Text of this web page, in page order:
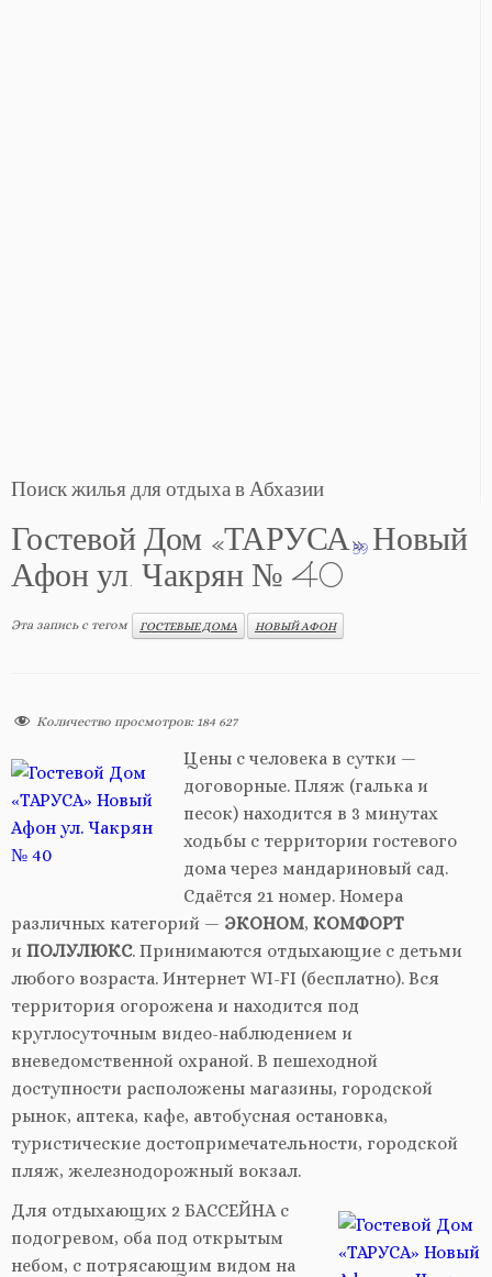
Поиск жилья для отдыха в Абхазии
Гостевой Дом «ТАРУСА» Новый
Афон ул. Чакрян № 40
59
Эта запись с тегом ГОСТЕВЫЕ ДОМА НОВЫЙ АФОН
Количество просмотров: 184 627
Цены с человека в сутки —
договорные. Пляж (галька и
песок) находится в 3 минутах
ходьбы с территории гостевого
дома через мандариновый сад.
Сдаётся 21 номер. Номера
различных категорий — ЭКОНОМ, КОМФОРТ
и ПОЛУЛЮКС. Принимаются отдыхающие с детьми
любого возраста. Интернет WI-FI (бесплатно). Вся
территория огорожена и находится под
круглосуточным видео-наблюдением и
вневедомственной охраной. В пешеходной
доступности расположены магазины, городской
рынок, аптека, кафе, автобусная остановка,
туристические достопримечательности, городской
пляж, железнодорожный вокзал.
Для отдыхающих 2 БАССЕЙНА с
подогревом, оба под открытым
небом, с потрясающим видом на